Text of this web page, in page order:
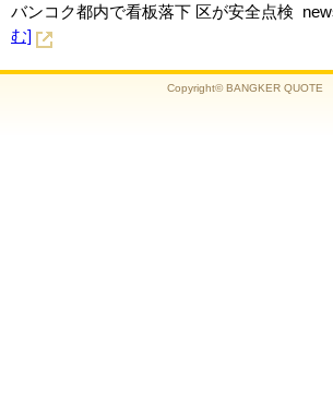
バンコク都内で看板落下 区が安全点検
む]
Copyright© BANGKER QUOTE